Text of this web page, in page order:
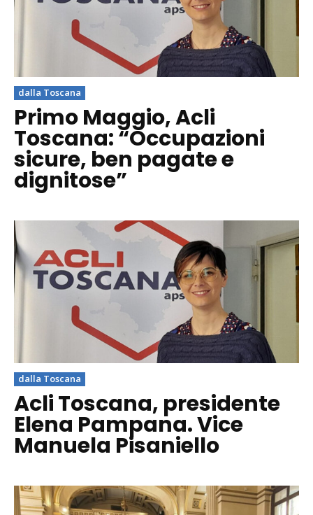
dalla Toscana
Primo Maggio, Acli
Toscana: “Occupazioni
sicure, ben pagate e
dignitose”
dalla Toscana
Acli Toscana, presidente
Elena Pampana. Vice
Manuela Pisaniello